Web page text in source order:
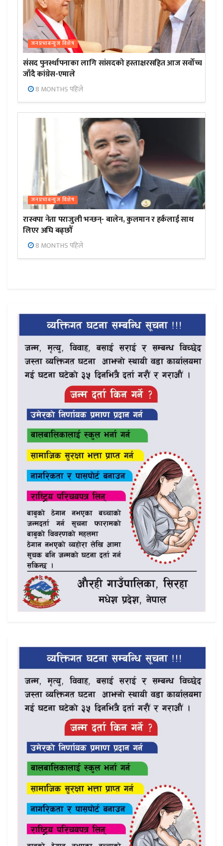
जनप्रभाबन्युज विशेष
संसद पुनर्स्थापनाका लागि सांसदको हस्ताक्षरसहित आज सर्वोच्च
जाँदै कांग्रेस-एमाले
8 MONTHS पहिले
जनप्रभाबन्युज विशेष
रास्वपा नेता पराजुली भन्छन्- बालेन, कुलमान र हर्कलाई साथ
लिएर अघि बढ्छौँ
8 MONTHS पहिले